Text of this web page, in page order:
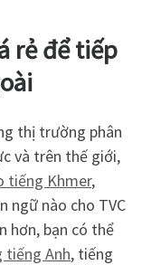
rẻ để tiếp
thị trường phân
và trên thế giới,
tiếng Khmer,
ngữ nào cho TVC
hơn, bạn có thể
tiếng Anh, tiếng